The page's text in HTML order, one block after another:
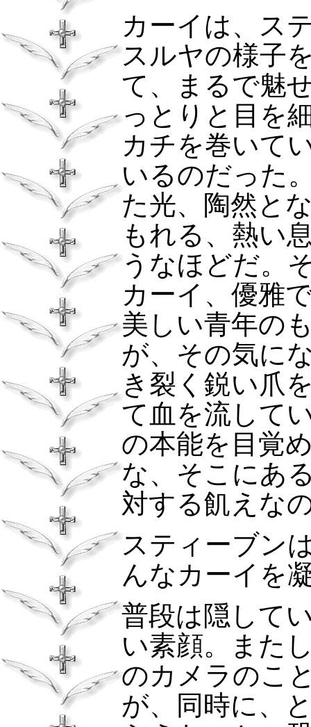
カーイは、ス
スルヤの様子
て、まるで魅
っとりと目を
カチを巻いて
いるのだった
た光、陶然と
もれる、熱い
うなほどだ。
カーイ、優雅
美しい青年の
が、その気に
き裂く鋭い爪
て血を流して
の本能を目覚
な、そこにあ
対する飢えな
スティーブン
んなカーイを
普段は隠して
い素顔。また
のカメラのこ
が、同時に、